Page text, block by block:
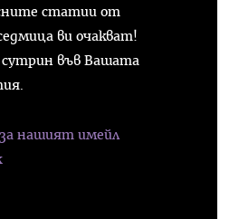
статии от
ви очакват!
сутрин във Вашата
нашият имейл